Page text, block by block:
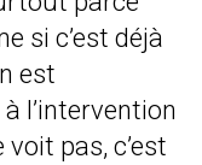
si c’est déjà
est
l’intervention
voit pas, c’est